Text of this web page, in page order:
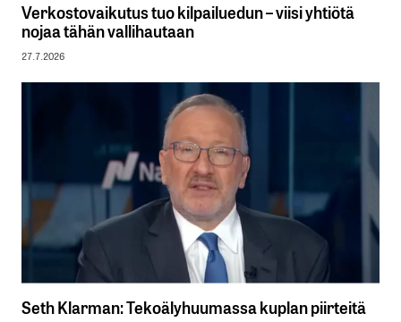
Verkostovaikutus tuo kilpailuedun – viisi yhtiötä
nojaa tähän vallihautaan
27.7.2026
Seth Klarman: Tekoälyhuumassa kuplan piirteitä